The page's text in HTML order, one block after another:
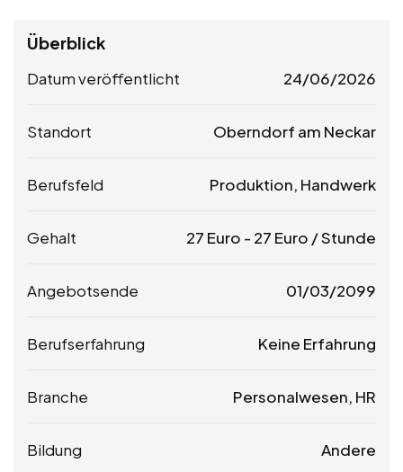
Überblick
Datum veröffentlicht 24/06/2026
Standort Oberndorf am Neckar
Berufsfeld Produktion, Handwerk
Gehalt 27 Euro - 27 Euro / Stunde
Angebotsende 01/03/2099
Berufserfahrung Keine Erfahrung
Branche Personalwesen, HR
Bildung Andere